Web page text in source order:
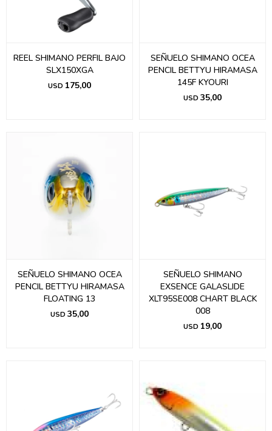
REEL SHIMANO PERFIL BAJO
SLX150XGA
USD 175,00
SEÑUELO SHIMANO OCEA
PENCIL BETTYU HIRAMASA
145F KYOURI
USD 35,00
SEÑUELO SHIMANO OCEA
PENCIL BETTYU HIRAMASA
FLOATING 13
USD 35,00
SEÑUELO SHIMANO
EXSENCE GALASLIDE
XLT95SE008 CHART BLACK
008
USD 19,00